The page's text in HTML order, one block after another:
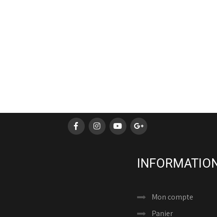
Mon compte
Panier